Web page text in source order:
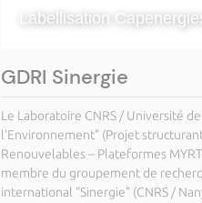
Labellisation
GDRI Sinergie
Le Laboratoire CNRS / Université
l’Environnement" (Projet
Renouvelables – Plateformes
membre du groupement de
international "Sinergie" (CNRS /